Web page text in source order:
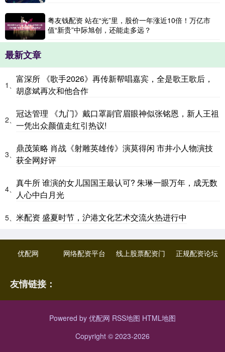
粤友钱配资 站在“光”里，股价一年涨近10倍！万亿市
值“新贵”中际旭创，还能走多远？
最新文章
1、
富深所 《歌手2026》再传新帮唱嘉宾，全是歌王歌后，
胡彦斌再次和他合作
2、
冠达管理 《九门》戴口罩副官眉眼神似张铭恩，新人王祖
一凭出众颜值走红引热议!
3、
鼎茂策略 肖战《射雕英雄传》演莫得闲 市井小人物演技
获全网好评
4、
真牛所 谁演的女儿国国王最认可? 朱琳一眼万年，成无数
人心中白月光
5、 米配资 盛夏时节，沪港文化艺术交流火热进行中
优配网 网络配资平台 线上股票配资门 正规配资论坛
友情链接：
Powered by 优配网 RSS地图 HTML地图
Copyright © 2023-2026